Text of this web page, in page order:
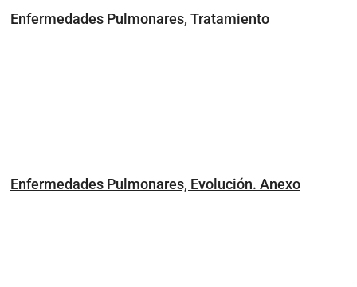
Enfermedades Pulmonares, Tratamiento
Enfermedades Pulmonares, Evolución. Anexo